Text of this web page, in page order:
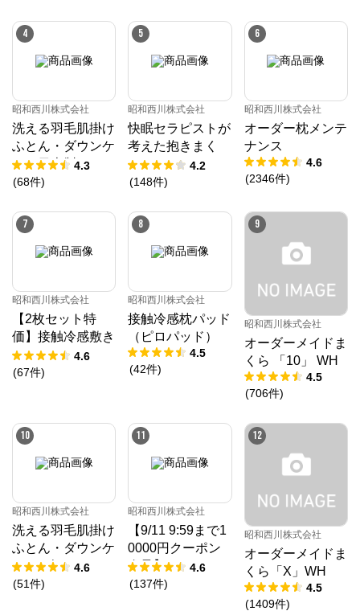
象》／MuAtsu
4
昭和西川株式会社
洗える羽毛肌掛け
ふとん・ダウンケ
ット日本製ドイツ
ダックダウン9
パワー［CMD羽
毛］
4.3
(68件)
5
昭和西川株式会社
快眠セラピストが
考えた抱きまく
ら/EC220 4.2
(148件)
6
昭和西川株式会社
オーダー枕メンテ
ナンス
4.6
(2346件)
7
昭和西川株式会社
【2枚セット特
価】接触冷感敷き
パッド（パッドシ
ーツ）
4.6
(67件)
8
昭和西川株式会社
接触冷感枕パッド
（ピロパッド）
4.5
(42件)
9
昭和西川株式会社
オーダーメイドま
くら 「10」 WH
4.5
(706件)
10
昭和西川株式会社
洗える羽毛肌掛け
ふとん・ダウンケ
ット ダック50%
4.6
(51件)
11
昭和西川株式会社
【9/11 9:59まで1
0000円クーポン
進呈】ムアツ マ
ットレス プロ《9
4.6
(137件)
12
昭和西川株式会社
オーダーメイドま
くら「X」WH
4.5
(1409件)